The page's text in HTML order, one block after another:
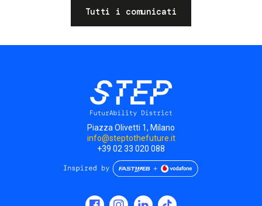
Tutti i comunicati
Piazza Olivetti 1, Milano
info@steptothefuture.it
+39 02 33 020 088